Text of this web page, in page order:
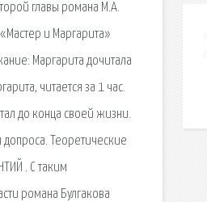
главы романа М.А.
и Маргарита»
Маргарита дочитала
читается за 1 час.
до конца своей жизни.
допроса. Теоретические
. С таким
романа Булгакова